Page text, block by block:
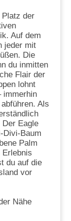
Platz der
Auf dem
jeder mit
Die
du inmitten
Flair der
lohnt
immerhin
Als
Eagle
Divi-Baum
Palm
Erlebnis
du auf die
vor
Nähe